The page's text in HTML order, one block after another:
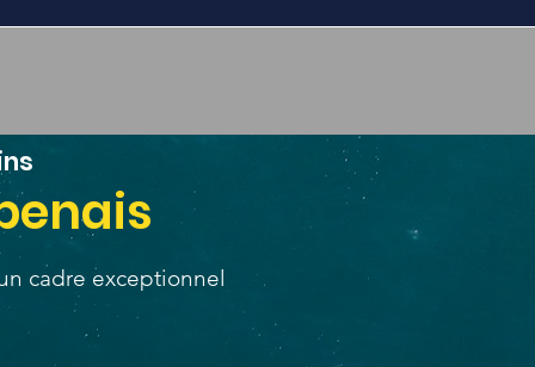
cadre exceptionnel